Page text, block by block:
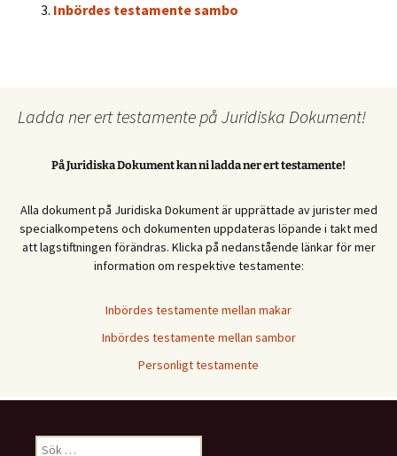
Inbördes testamente sambo
Ladda ner ert testamente på Juridiska Dokument!
På Juridiska Dokument kan ni ladda ner ert testamente!
Alla dokument på Juridiska Dokument är upprättade av jurister med
specialkompetens och dokumenten uppdateras löpande i takt med
att lagstiftningen förändras. Klicka på nedanstående länkar för mer
information om respektive testamente:
Inbördes testamente mellan makar
Inbördes testamente mellan sambor
Personligt testamente
Sök